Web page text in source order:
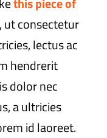
ut consectetur
lectus ac
hendrerit
dolor nec
a ultricies
id laoreet.